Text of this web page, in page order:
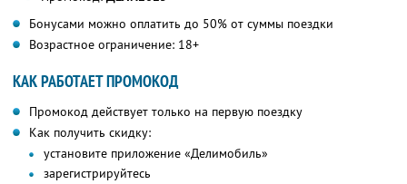
Бонусами можно оплатить до 50% от суммы поездки
Возрастное ограничение: 18+
КАК РАБОТАЕТ ПРОМОКОД
Промокод действует только на первую поездку
Как получить скидку:
установите приложение «Делимобиль»
зарегистрируйтесь